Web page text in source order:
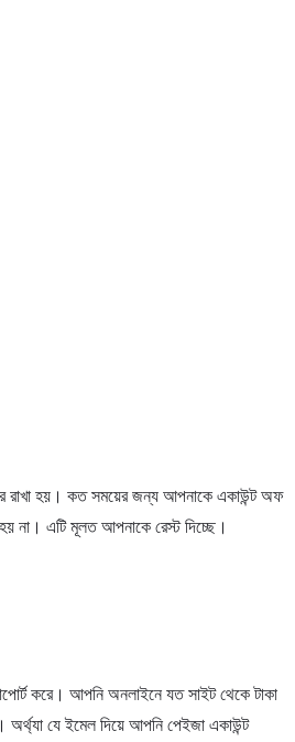
রাখা হয়। কত সময়ের জন্য আপনাকে একাউন্ট অফ
না। এটি মূলত আপনাকে রেস্ট দিচ্ছে।
করে। আপনি অনলাইনে যত সাইট থেকে টাকা
যে ইমেল দিয়ে আপনি পেইজা একাউন্ট